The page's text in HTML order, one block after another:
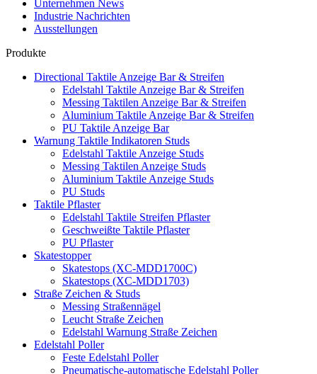
Unternehmen News
Industrie Nachrichten
Ausstellungen
Produkte
Directional Taktile Anzeige Bar & Streifen
Edelstahl Taktile Anzeige Bar & Streifen
Messing Taktilen Anzeige Bar & Streifen
Aluminium Taktile Anzeige Bar & Streifen
PU Taktile Anzeige Bar
Warnung Taktile Indikatoren Studs
Edelstahl Taktile Anzeige Studs
Messing Taktilen Anzeige Studs
Aluminium Taktile Anzeige Studs
PU Studs
Taktile Pflaster
Edelstahl Taktile Streifen Pflaster
Geschweißte Taktile Pflaster
PU Pflaster
Skatestopper
Skatestops (XC-MDD1700C)
Skatestops (XC-MDD1703)
Straße Zeichen & Studs
Messing Straßennägel
Leucht Straße Zeichen
Edelstahl Warnung Straße Zeichen
Edelstahl Poller
Feste Edelstahl Poller
Pneumatische-automatische Edelstahl Poller